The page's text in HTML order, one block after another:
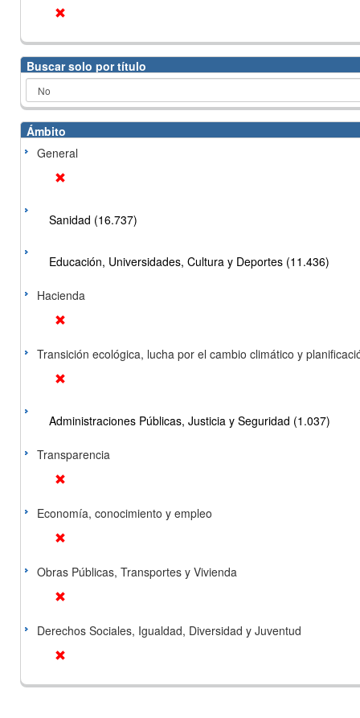
Buscar solo por título
Ámbito
General
Sanidad (16.737)
Educación, Universidades, Cultura y Deportes (11.436)
Hacienda
Transición ecológica, lucha por el cambio climático y
Administraciones Públicas, Justicia y Seguridad (1.037)
Transparencia
Economía, conocimiento y empleo
Obras Públicas, Transportes y Vivienda
Derechos Sociales, Igualdad, Diversidad y Juventud